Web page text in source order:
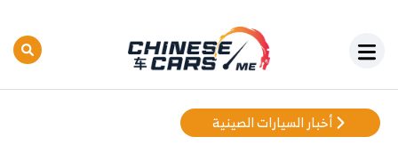
أخبار السيارات الصينية